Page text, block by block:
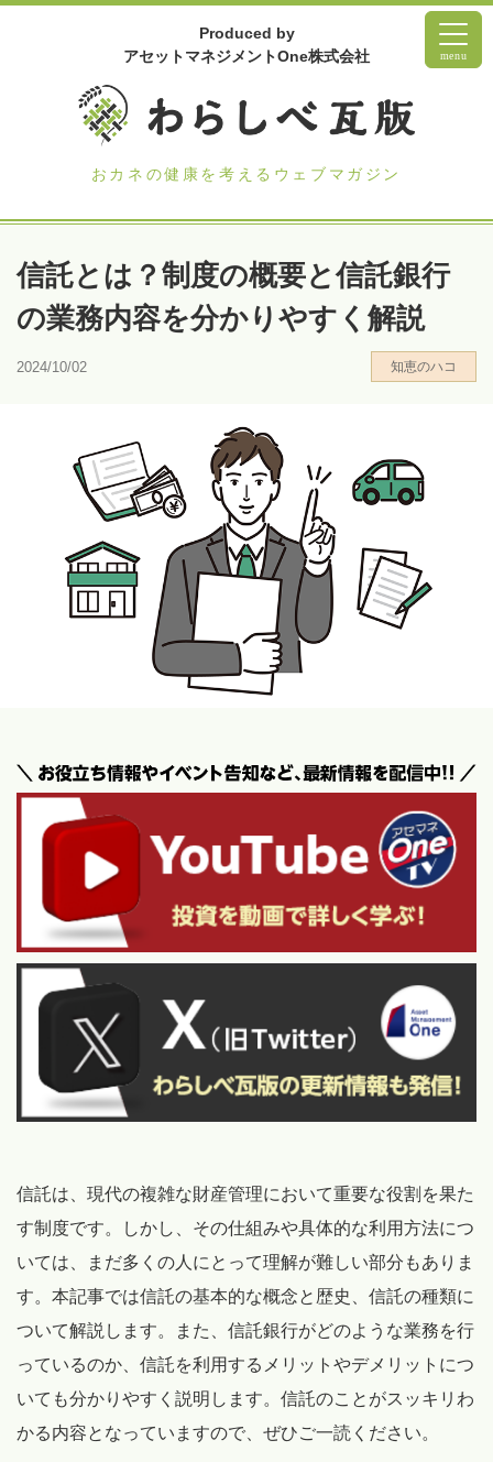
Produced by
アセットマネジメントOne株式会社
おカネの健康を考えるウェブマガジン
menu
信託とは？制度の概要と信託銀行
の業務内容を分かりやすく解説
2024/10/02 知恵のハコ
信託は、現代の複雑な財産管理において重要な役割を果た
す制度です。しかし、その仕組みや具体的な利用方法につ
いては、まだ多くの人にとって理解が難しい部分もありま
す。本記事では信託の基本的な概念と歴史、信託の種類に
ついて解説します。また、信託銀行がどのような業務を行
っているのか、信託を利用するメリットやデメリットにつ
いても分かりやすく説明します。信託のことがスッキリわ
かる内容となっていますので、ぜひご一読ください。